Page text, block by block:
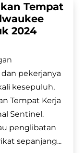
Tempat
2024
pekerjanya
kesepuluh,
Tempat Kerja
Sentinel.
penglibatan
sepanjang...